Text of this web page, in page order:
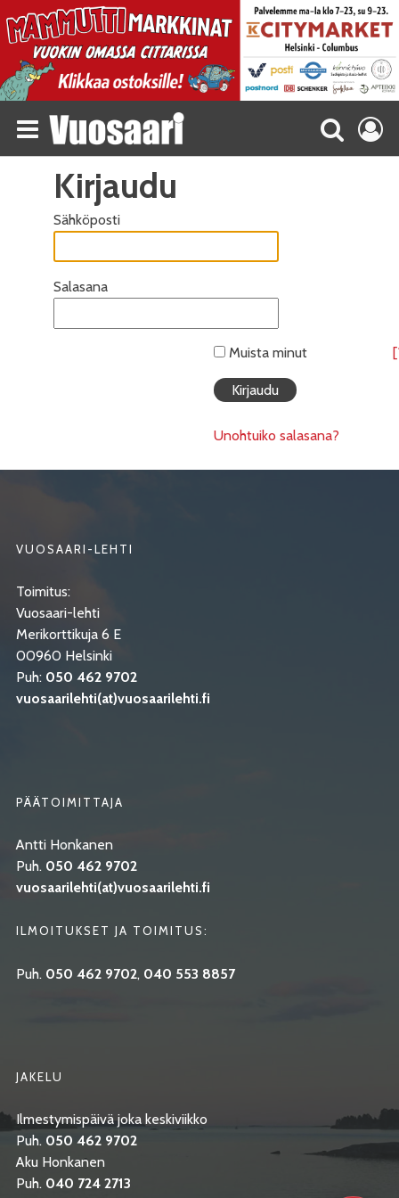
Kirjaudu
Sähköposti
Salasana
Muista minut
Unohtuiko salasana?
VUOSAARI-LEHTI
Toimitus:
Vuosaari-lehti
Merikorttikuja 6 E
00960 Helsinki
Puh: 050 462 9702
vuosaarilehti(at)vuosaarilehti.fi
PÄÄTOIMITTAJA
Antti Honkanen
Puh. 050 462 9702
vuosaarilehti(at)vuosaarilehti.fi
ILMOITUKSET JA TOIMITUS:
Puh. 050 462 9702, 040 553 8857
JAKELU
Ilmestymispäivä joka keskiviikko
Puh. 050 462 9702
Aku Honkanen
Puh. 040 724 2713